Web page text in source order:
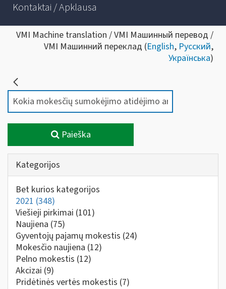
Kontaktai / Apklausa
VMI Machine translation / VMI Машинный перевод /
VMI Машинний переклад (English, Русский,
Українська)
Paieška
Kategorijos
Bet kurios kategorijos
2021 (348)
Viešieji pirkimai (101)
Naujiena (75)
Gyventojų pajamų mokestis (24)
Mokesčio naujiena (12)
Pelno mokestis (12)
Akcizai (9)
Pridėtinės vertės mokestis (7)